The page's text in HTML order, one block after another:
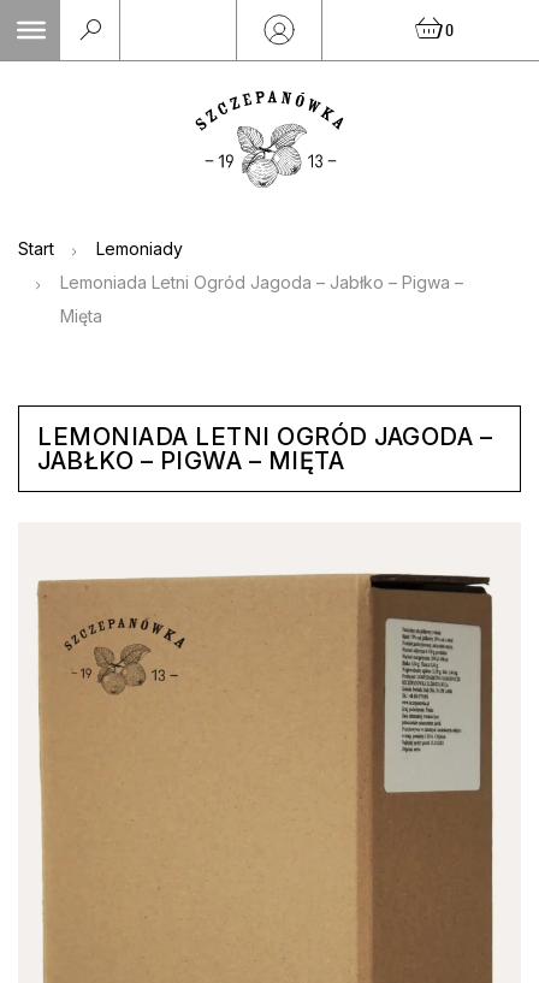
Skip
0
Start
Lemoniady
Lemoniada Letni Ogród Jagoda – Jabłko – Pigwa –
Mięta
LEMONIADA LETNI OGRÓD JAGODA –
JABŁKO – PIGWA – MIĘTA